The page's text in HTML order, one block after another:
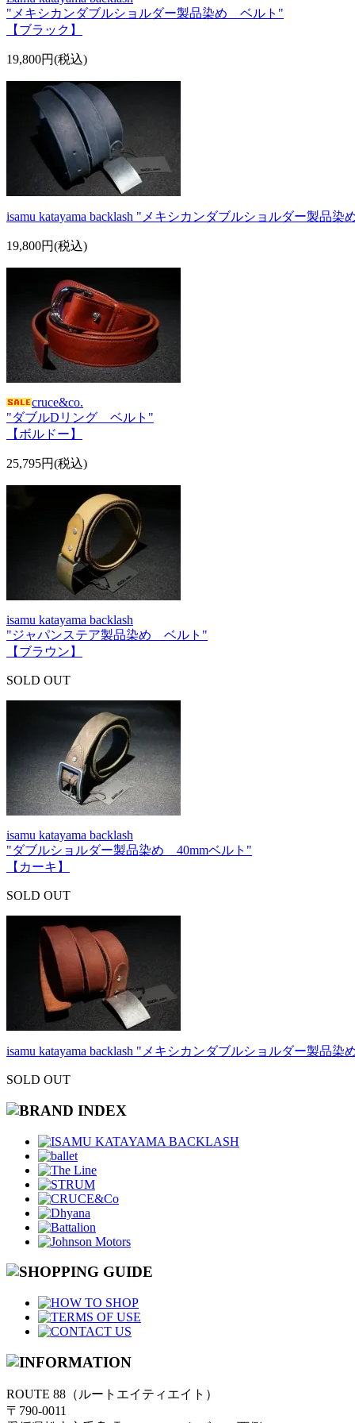
"メキシカンダブルショルダー製品染め ベルト"
【ブラック】
19,800円(税込)
isamu katayama backlash "メキシカンダブルショルダー製品
19,800円(税込)
cruce&co.
"ダブルDリング ベルト"
【ボルドー】
25,795円(税込)
isamu katayama backlash
"ジャパンステア製品染め ベルト"
【ブラウン】
SOLD OUT
isamu katayama backlash
"ダブルショルダー製品染め 40mmベルト"
【カーキ】
SOLD OUT
isamu katayama backlash "メキシカンダブルショルダー製品
SOLD OUT
ROUTE 88（ルートエイティエイト）
〒790-0011